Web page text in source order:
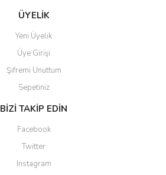
Gönder
ÜYELİK
Yeni Üyelik
Üye Girişi
Şifremi Unuttum
Sepetiniz
BİZİ TAKİP EDİN
Facebook
Twitter
Instagram